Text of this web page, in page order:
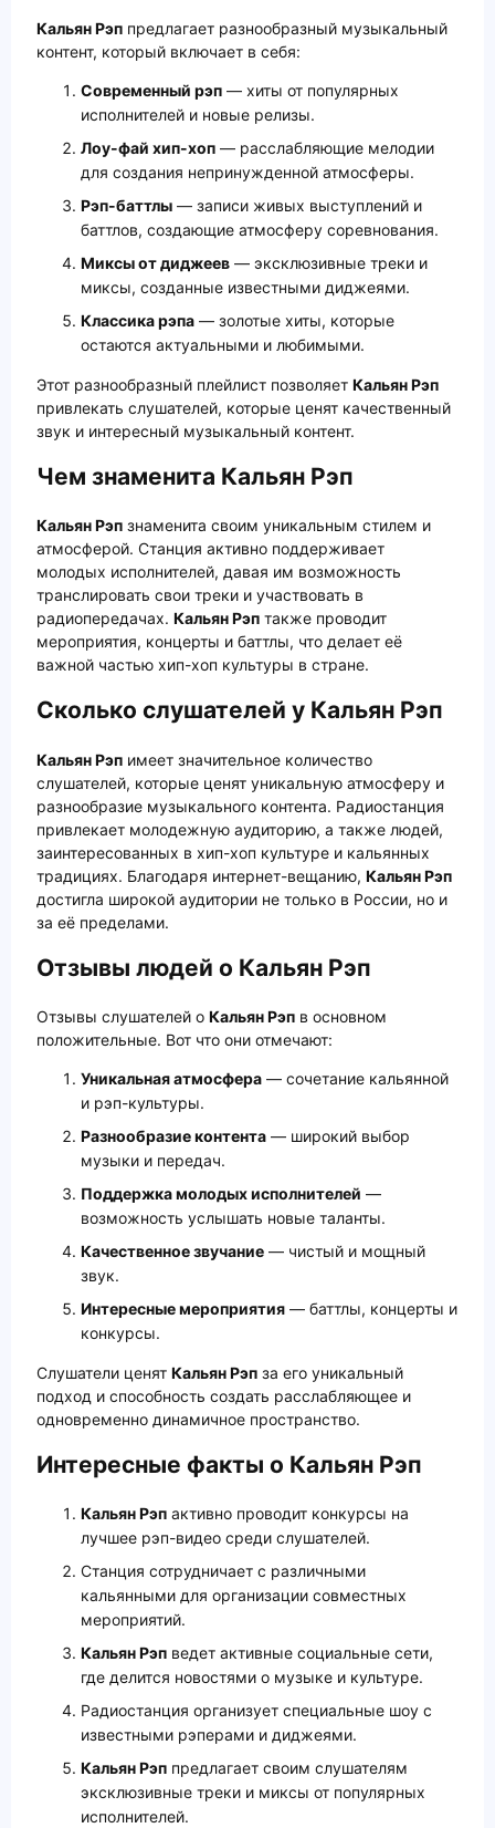
Кальян Рэп предлагает разнообразный музыкальный
контент, который включает в себя:
Современный рэп — хиты от популярных
исполнителей и новые релизы.
Лоу-фай хип-хоп — расслабляющие мелодии
для создания непринужденной атмосферы.
Рэп-баттлы — записи живых выступлений и
баттлов, создающие атмосферу соревнования.
Миксы от диджеев — эксклюзивные треки и
миксы, созданные известными диджеями.
Классика рэпа — золотые хиты, которые
остаются актуальными и любимыми.
Этот разнообразный плейлист позволяет Кальян Рэп
привлекать слушателей, которые ценят качественный
звук и интересный музыкальный контент.
Чем знаменита Кальян Рэп
Кальян Рэп знаменита своим уникальным стилем и
атмосферой. Станция активно поддерживает
молодых исполнителей, давая им возможность
транслировать свои треки и участвовать в
радиопередачах. Кальян Рэп также проводит
мероприятия, концерты и баттлы, что делает её
важной частью хип-хоп культуры в стране.
Сколько слушателей у Кальян Рэп
Кальян Рэп имеет значительное количество
слушателей, которые ценят уникальную атмосферу и
разнообразие музыкального контента. Радиостанция
привлекает молодежную аудиторию, а также людей,
заинтересованных в хип-хоп культуре и кальянных
традициях. Благодаря интернет-вещанию, Кальян Рэп
достигла широкой аудитории не только в России, но и
за её пределами.
Отзывы людей о Кальян Рэп
Отзывы слушателей о Кальян Рэп в основном
положительные. Вот что они отмечают:
Уникальная атмосфера — сочетание кальянной
и рэп-культуры.
Разнообразие контента — широкий выбор
музыки и передач.
Поддержка молодых исполнителей —
возможность услышать новые таланты.
Качественное звучание — чистый и мощный
звук.
Интересные мероприятия — баттлы, концерты и
конкурсы.
Слушатели ценят Кальян Рэп за его уникальный
подход и способность создать расслабляющее и
одновременно динамичное пространство.
Интересные факты о Кальян Рэп
Кальян Рэп активно проводит конкурсы на
лучшее рэп-видео среди слушателей.
Станция сотрудничает с различными
кальянными для организации совместных
мероприятий.
Кальян Рэп ведет активные социальные сети,
где делится новостями о музыке и культуре.
Радиостанция организует специальные шоу с
известными рэперами и диджеями.
Кальян Рэп предлагает своим слушателям
эксклюзивные треки и миксы от популярных
исполнителей.